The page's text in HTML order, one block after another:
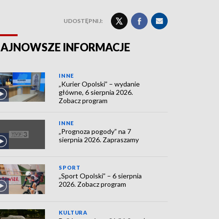
UDOSTĘPNIJ:
INFORMACJE
INNE
„Kurier Opolski” – wydanie
główne, 6 sierpnia 2026.
Zobacz program
INNE
„Prognoza pogody” na 7
sierpnia 2026. Zapraszamy
SPORT
„Sport Opolski” – 6 sierpnia
2026. Zobacz program
KULTURA